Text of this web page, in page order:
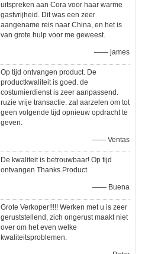
uitspreken aan Cora voor haar warme
gastvrijheid. Dit was een zeer
aangename reis naar China, en het is
van grote hulp voor me geweest.
—— james
Op tijd ontvangen product. De
productkwaliteit is goed. de
costumierdienst is zeer aanpassend.
ruzie vrije transactie. zal aarzelen om tot
geen volgende tijd opnieuw opdracht te
geven.
—— Ventas
De kwaliteit is betrouwbaar! Op tijd
ontvangen Thanks.Product.
—— Buena
Grote Verkoper!!!!! Werken met u is zeer
geruststellend, zich ongerust maakt niet
over om het even welke
kwaliteitsproblemen.